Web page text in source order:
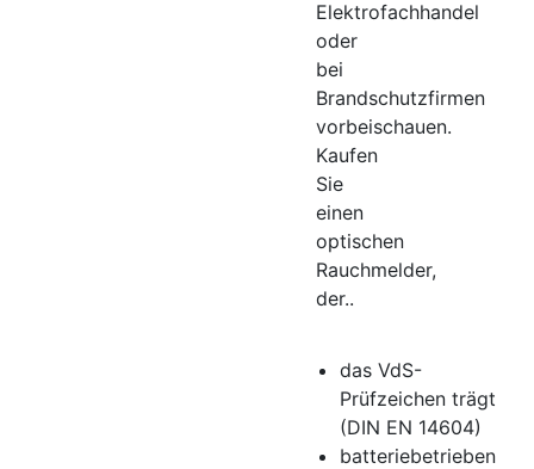
Elektrofachhandel
oder
bei
Brandschutzfirmen
vorbeischauen.
Kaufen
Sie
einen
optischen
Rauchmelder,
der..
das VdS-
Prüfzeichen trägt
(DIN EN 14604)
batteriebetrieben